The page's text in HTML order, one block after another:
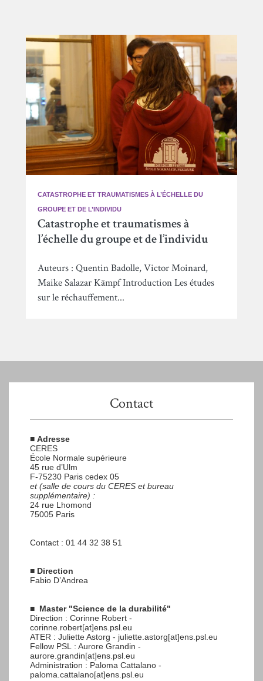
CATASTROPHE ET TRAUMATISMES À L’ÉCHELLE DU
GROUPE ET DE L’INDIVIDU
Catastrophe et traumatismes à
l’échelle du groupe et de l’individu
Auteurs : Quentin Badolle, Victor Moinard,
Maike Salazar Kämpf Introduction Les études
sur le réchauffement...
Contact
■ Adresse
CERES
École Normale supérieure
45 rue d’Ulm
F-75230 Paris cedex 05
et (salle de cours du CERES et bureau
supplémentaire) :
24 rue Lhomond
75005 Paris
Contact : 01 44 32 38 51
■ Direction
Fabio D’Andrea
■ Master "Science de la durabilité"
Direction : Corinne Robert -
corinne.robert[at]ens.psl.eu
ATER : Juliette Astorg - juliette.astorg[at]ens.psl.eu
Fellow PSL : Aurore Grandin -
aurore.grandin[at]ens.psl.eu
Administration : Paloma Cattalano -
paloma.cattalano[at]ens.psl.eu